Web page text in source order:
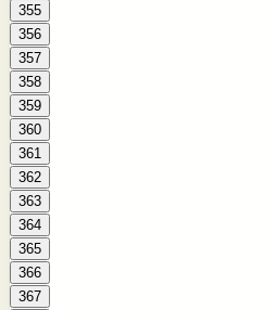
355
356
357
358
359
360
361
362
363
364
365
366
367